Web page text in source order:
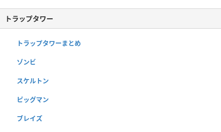
トラップタワー
トラップタワーまとめ
ゾンビ
スケルトン
ピッグマン
ブレイズ